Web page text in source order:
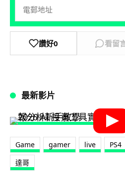
讚好0 看留
最新影片
Game gamer live PS4
達哥